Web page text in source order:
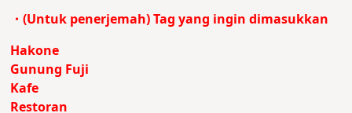
・(Untuk penerjemah) Tag yang ingin dimasukkan
Hakone
Gunung Fuji
Kafe
Restoran